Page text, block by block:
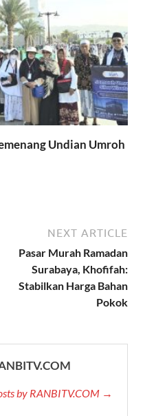
Undian Umroh
NEXT ARTICLE
Pasar Murah Ramadan
Surabaya, Khofifah:
Stabilkan Harga Bahan
Pokok
by RANBITV.COM →